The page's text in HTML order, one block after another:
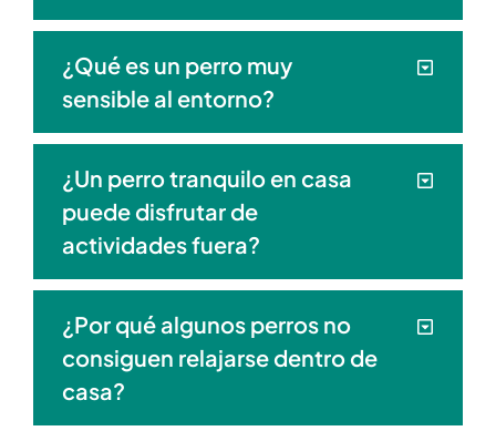
¿Qué es un perro muy
sensible al entorno?
¿Un perro tranquilo en casa
puede disfrutar de
actividades fuera?
¿Por qué algunos perros no
consiguen relajarse dentro de
casa?